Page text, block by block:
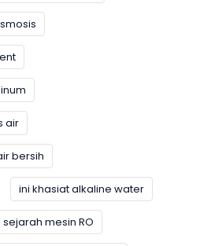
air
bersih
ini khasiat alkaline water
sejarah mesin RO